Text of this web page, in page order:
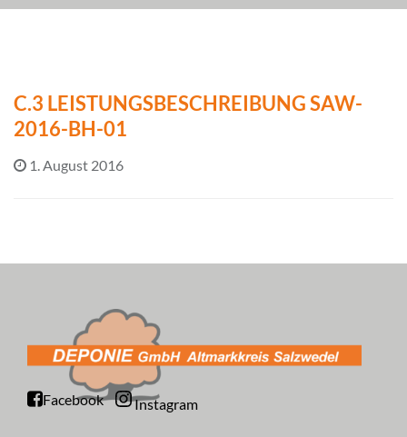
C.3 LEISTUNGSBESCHREIBUNG SAW-
2016-BH-01
1. August 2016
Facebook Instagram